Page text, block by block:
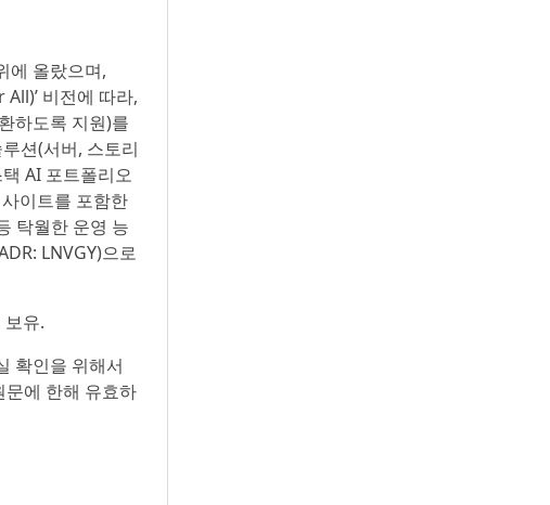
에 올랐으며,
비전에 따라,
하도록 지원)를
션(서버, 스토리
AI 포트폴리오
이트를 포함한
탁월한 운영 능
LNVGY)으로
유.
확인을 위해서
에 한해 유효하